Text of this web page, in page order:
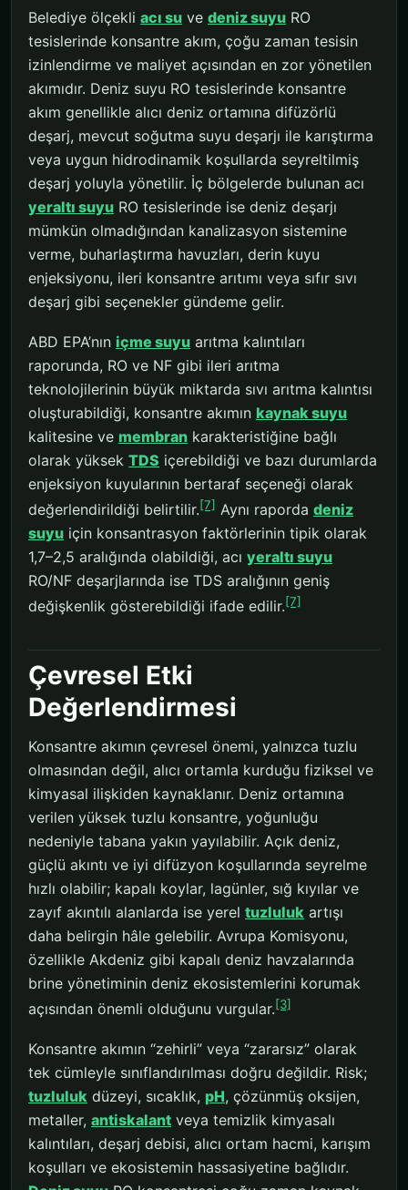
Belediye ölçekli acı su ve deniz suyu RO
tesislerinde konsantre akım, çoğu zaman tesisin
izinlendirme ve maliyet açısından en zor yönetilen
akımıdır. Deniz suyu RO tesislerinde konsantre
akım genellikle alıcı deniz ortamına difüzörlü
deşarj, mevcut soğutma suyu deşarjı ile karıştırma
veya uygun hidrodinamik koşullarda seyreltilmiş
deşarj yoluyla yönetilir. İç bölgelerde bulunan acı
yeraltı suyu RO tesislerinde ise deniz deşarjı
mümkün olmadığından kanalizasyon sistemine
verme, buharlaştırma havuzları, derin kuyu
enjeksiyonu, ileri konsantre arıtımı veya sıfır sıvı
deşarj gibi seçenekler gündeme gelir.
ABD EPA’nın içme suyu arıtma kalıntıları
raporunda, RO ve NF gibi ileri arıtma
teknolojilerinin büyük miktarda sıvı arıtma kalıntısı
oluşturabildiği, konsantre akımın kaynak suyu
kalitesine ve membran karakteristiğine bağlı
olarak yüksek TDS içerebildiği ve bazı durumlarda
enjeksiyon kuyularının bertaraf seçeneği olarak
değerlendirildiği belirtilir.[7] Aynı raporda deniz
suyu için konsantrasyon faktörlerinin tipik olarak
1,7–2,5 aralığında olabildiği, acı yeraltı suyu
RO/NF deşarjlarında ise TDS aralığının geniş
değişkenlik gösterebildiği ifade edilir.[7]
Çevresel Etki
Değerlendirmesi
Konsantre akımın çevresel önemi, yalnızca tuzlu
olmasından değil, alıcı ortamla kurduğu fiziksel ve
kimyasal ilişkiden kaynaklanır. Deniz ortamına
verilen yüksek tuzlu konsantre, yoğunluğu
nedeniyle tabana yakın yayılabilir. Açık deniz,
güçlü akıntı ve iyi difüzyon koşullarında seyrelme
hızlı olabilir; kapalı koylar, lagünler, sığ kıyılar ve
zayıf akıntılı alanlarda ise yerel tuzluluk artışı
daha belirgin hâle gelebilir. Avrupa Komisyonu,
özellikle Akdeniz gibi kapalı deniz havzalarında
brine yönetiminin deniz ekosistemlerini korumak
açısından önemli olduğunu vurgular.[3]
Konsantre akımın “zehirli” veya “zararsız” olarak
tek cümleyle sınıflandırılması doğru değildir. Risk;
tuzluluk düzeyi, sıcaklık, pH, çözünmüş oksijen,
metaller, antiskalant veya temizlik kimyasalı
kalıntıları, deşarj debisi, alıcı ortam hacmi, karışım
koşulları ve ekosistemin hassasiyetine bağlıdır.